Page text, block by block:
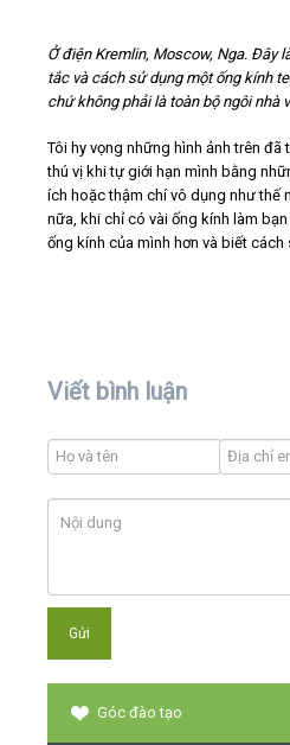
Ở điện Kremlin, Moscow, Nga. Đây
tắc và cách sử dụng một ống kính
chứ không phải là toàn bộ ngôi nhà
Tôi hy vọng những hình ảnh trên
thú vị khi tự giới hạn mình bằng
ích hoặc thậm chí vô dụng như thế
nữa, khi chỉ có vài ống kính làm
ống kính của mình hơn và biết
Viết bình luận
Góc đào tạo